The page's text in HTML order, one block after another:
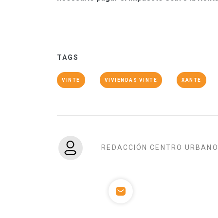
TAGS
VINTE VIVIENDAS VINTE XANTE
REDACCIÓN CENTRO URBANO